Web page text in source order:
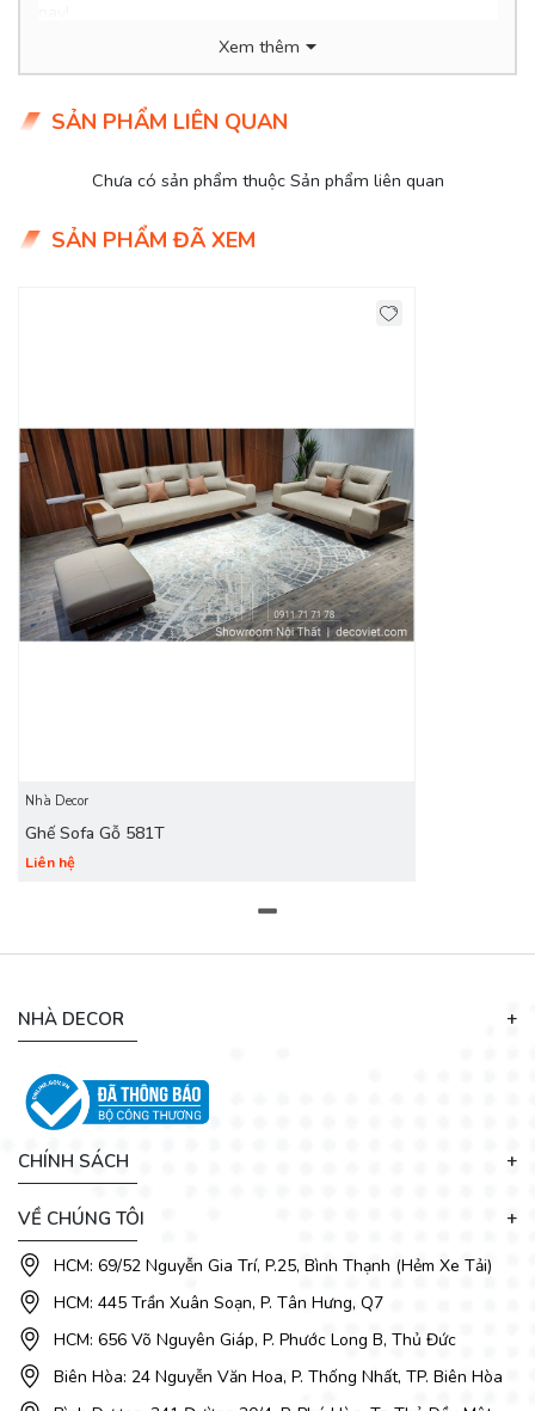
Chất liệu: Gỗ ash bọc da Microfibe cao cấp.
Nệm ngồi: Mút D40 cao cấp
Tình trạng: Hàng mới - Còn hàng
Delivery Free: Miễn phí giao hàng tại TPHCM, Biên Hòa, nội
Phòng khách được xem là linh hồn của ngôi nhà. Do đó, mọi
người luôn chú trọng rất nhiều đến không gian phòng khách.
Với những bộ sofa gỗ hiện đạisẽ chính là sự lựa chọn hoàn
hảo. Nét đẹp tinh tế sẽ luôn là chiều sâu cuốn hút khiến
không gian phòng khách đẹp lạ.
Ưu điểm của sofa gỗ hiện đại
Khung gỗ tốt
Vẻ đẹp thẩm mỹ
Từ độ bền của khung gỗ chúng kéo theo tính thẩm mỹ của
cả bộ ghế sofa. Độ bền trường tồn với thời gian nên gần như
vẻ đẹp cũng có điểm bấu víu để duy trì vẻ đẹp này. Tất nhiên
đi kèm với đó cũng cần có hệ thống vỏ bọc cũng như đệm
đẹp và chắc chắn tương ứng với khung ghế. Khi phần khung
tốt nhưng chất lượng vỏ bọc và đệm không tương xứng thì
giống như đôi đũa lệch. Càng dùng sẽ càng thấy nhược điểm
Xem thêm
SẢN PHẨM LIÊN QUAN
Chưa có sản phẩm thuộc Sản phẩm liên quan
SẢN PHẨM ĐÃ XEM
Nhà Decor
Ghế Sofa Gỗ 581T
Liên hệ
NHÀ DECOR
CHÍNH SÁCH
VỀ CHÚNG TÔI
HCM: 69/52 Nguyễn Gia Trí, P.25, Bình Thạnh (Hẻm Xe Tải)
HCM: 445 Trần Xuân Soạn, P. Tân Hưng, Q7
HCM: 656 Võ Nguyên Giáp, P. Phước Long B, Thủ Đức
Biên Hòa: 24 Nguyễn Văn Hoa, P. Thống Nhất, TP. Biên Hòa